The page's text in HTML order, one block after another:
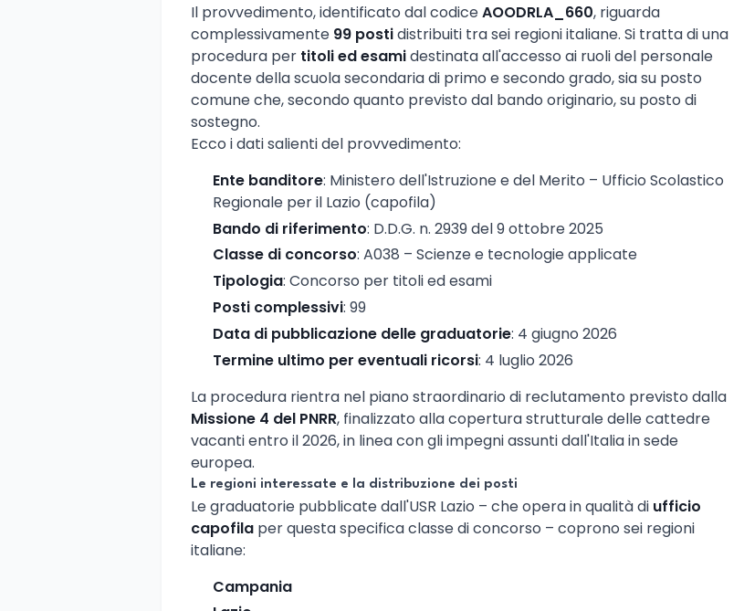
Il provvedimento, identificato dal codiceAOODRLA_660, riguarda
complessivamente 99 postidistribuiti tra sei regioni italiane. Si tratta di una
procedura per titoli ed esamidestinata all'accesso ai ruoli del personale
docente della scuola secondaria di primo e secondo grado, sia su posto
comune che, secondo quanto previsto dal bando originario, su posto di
sostegno.
Ecco i dati salienti del provvedimento:
Ente banditore: Ministero dell'Istruzione e del Merito – Ufficio Scolastico
Regionale per il Lazio (capofila)
Bando di riferimento: D.D.G. n. 2939 del 9 ottobre 2025
Classe di concorso: A038 – Scienze e tecnologie applicate
Tipologia: Concorso per titoli ed esami
Posti complessivi: 99
Data di pubblicazione delle graduatorie: 4 giugno 2026
Termine ultimo per eventuali ricorsi: 4 luglio 2026
La procedura rientra nel piano straordinario di reclutamento previsto dalla
Missione 4 del PNRR, finalizzato alla copertura strutturale delle cattedre
vacanti entro il 2026, in linea con gli impegni assunti dall'Italia in sede
europea.
Le regioni interessate e la distribuzione dei posti
Le graduatorie pubblicate dall'USR Lazio – che opera in qualità di ufficio
capofila per questa specifica classe di concorso – coprono sei regioni
italiane:
Campania